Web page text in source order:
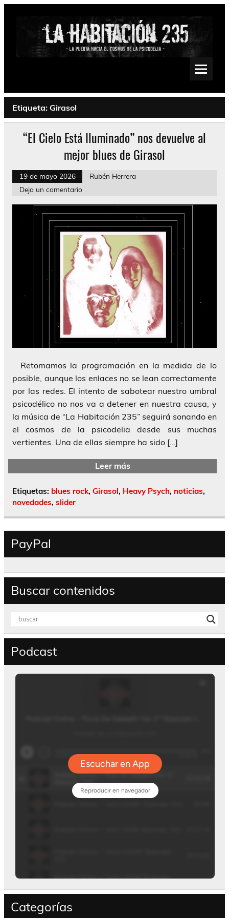
Saltar
Psychedelic, Stoner, Doom, Sludge, Fuzz, Space, Drone
Etiqueta: Girasol
“El Cielo Está Iluminado” nos devuelve al
mejor blues de Girasol
19 de mayo 2026
Rubén Herrera
Deja un comentario
Retomamos la programación en la medida de lo
posible, aunque los enlaces no se lean correctamente
por las redes. El intento de sabotear nuestro umbral
psicodélico no nos va a detener en nuestra causa, y
la música de “La Habitación 235” seguirá sonando en
el cosmos de la psicodelia desde sus muchas
vertientes. Una de ellas siempre ha sido […]
Leer más
Etiquetas: blues rock, Girasol, Heavy Psych, noticias,
novedades, slider
PayPal
Buscar contenidos
Podcast
Categorías